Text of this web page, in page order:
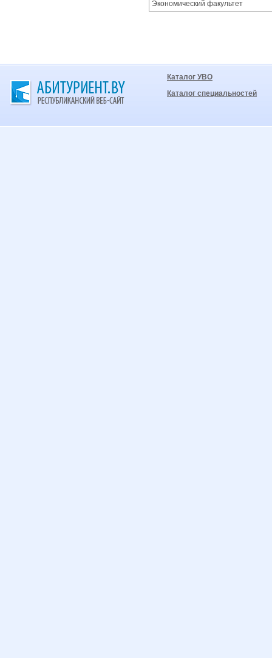
Экономический факультет
Каталог УВО
Каталог специальностей